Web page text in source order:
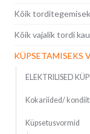
Kõik
Kõik vajalik tordi
KÜPSETAMISEKS
ELEKTRILISED
Kokariided/
Küpsetusvormid